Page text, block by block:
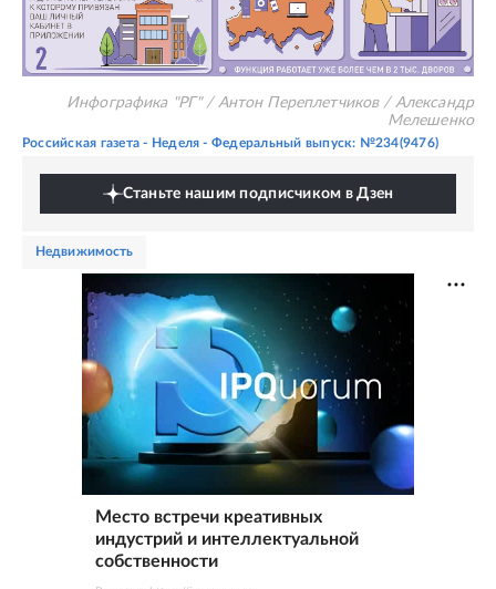
Инфографика "РГ" / Антон Переплетчиков / Александр
Мелешенко
Российская газета - Неделя - Федеральный выпуск: №234(9476)
Станьте нашим подписчиком в Дзен
недвижимость
Место встречи креативных
индустрий и интеллектуальной
собственности